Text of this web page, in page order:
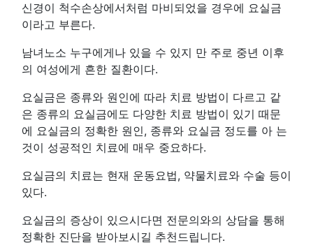
신경이 척수손상에서처럼 마비되었을 경우에 요실금
이라고 부른다.
남녀노소 누구에게나 있을 수 있지 만 주로 중년 이후
의 여성에게 흔한 질환이다.
요실금은 종류와 원인에 따라 치료 방법이 다르고 같
은 종류의 요실금에도 다양한 치료 방법이 있기 때문
에 요실금의 정확한 원인, 종류와 요실금 정도를 아 는
것이 성공적인 치료에 매우 중요하다.
요실금의 치료는 현재 운동요법, 약물치료와 수술 등이
있다.
요실금의 증상이 있으시다면 전문의와의 상담을 통해
정확한 진단을 받아보시길 추천드립니다.